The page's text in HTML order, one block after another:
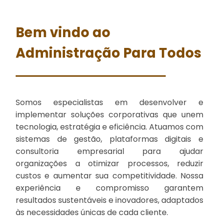
Bem vindo ao
Administração Para Todos
Somos especialistas em desenvolver e
implementar soluções corporativas que unem
tecnologia, estratégia e eficiência. Atuamos com
sistemas de gestão, plataformas digitais e
consultoria empresarial para ajudar
organizações a otimizar processos, reduzir
custos e aumentar sua competitividade. Nossa
experiência e compromisso garantem
resultados sustentáveis e inovadores, adaptados
às necessidades únicas de cada cliente.